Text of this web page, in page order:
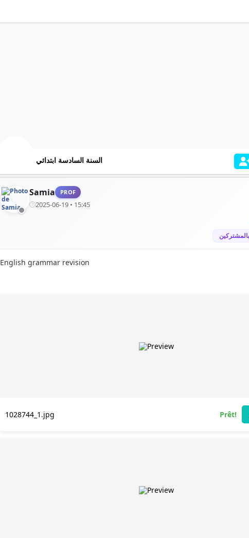
السنة السادسة ابتدائي
Samia PROF
2025-06-19 • 15:45
English grammar revision
1028744_1.jpg Prêt!